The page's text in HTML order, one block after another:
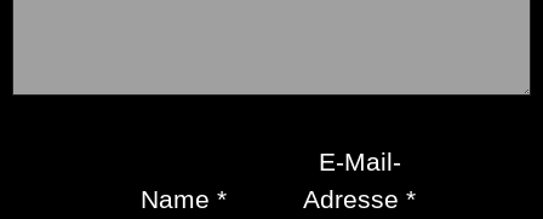
Name *
E-Mail-
Adresse*